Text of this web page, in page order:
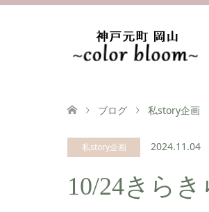
ブログ 私story企画
私story企画 2024.11.04
10/24きら